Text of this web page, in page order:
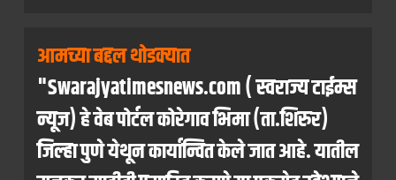
आमच्या बद्दल थोडक्यात
"Swarajyatimesnews.com ( स्वराज्य टाईम्स
न्यूज) हे वेब पोर्टल कोरेगाव भिमा (ता.शिरुर)
जिल्हा पुणे येथून कार्यान्वित केले जात आहे. यातील